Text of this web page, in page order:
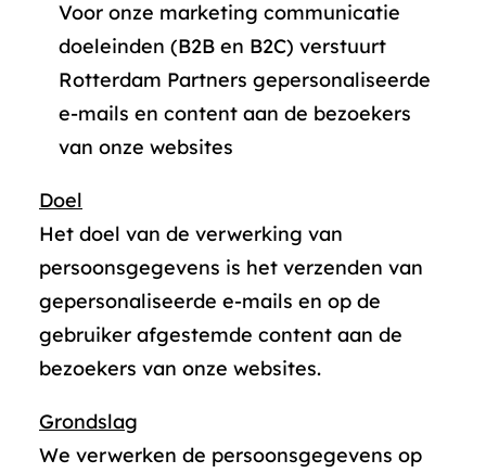
Voor onze marketing communicatie
doeleinden (B2B en B2C) verstuurt
Rotterdam Partners gepersonaliseerde
e-mails en content aan de bezoekers
van onze websites
Doel
Het doel van de verwerking van
persoonsgegevens is het verzenden van
gepersonaliseerde e-mails en op de
gebruiker afgestemde content aan de
bezoekers van onze websites.
Grondslag
We verwerken de persoonsgegevens op